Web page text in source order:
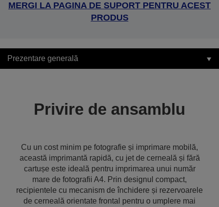
MERGI LA PAGINA DE SUPORT PENTRU ACEST
PRODUS
Prezentare generală
Privire de ansamblu
Cu un cost minim pe fotografie și imprimare mobilă,
această imprimantă rapidă, cu jet de cerneală și fără
cartușe este ideală pentru imprimarea unui număr
mare de fotografii A4. Prin designul compact,
recipientele cu mecanism de închidere și rezervoarele
de cerneală orientate frontal pentru o umplere mai